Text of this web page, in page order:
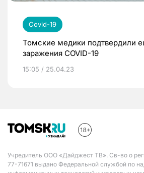
Covid-19
Томские медики подтвердили
заражения COVID-19
15:05 / 25.04.23
Учредитель ООО «Дайджест ТВ». Св-во о
77-71671 выдано Федеральной службой по